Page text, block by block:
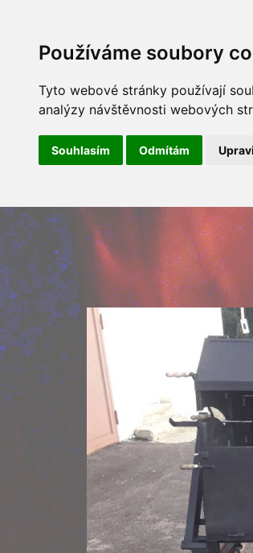
Používáme soubory
Tyto webové stránky používají
analýzy návštěvnosti webových
Souhlasím Odmítám
ÚVOD